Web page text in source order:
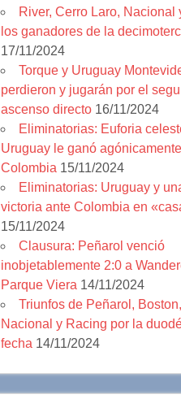
River, Cerro Laro, Nacional
los ganadores de la
17/11/2024
Torque y Uruguay
perdieron y jugarán por el
ascenso directo 16/11/2024
Eliminatorias: Euforia
Uruguay le ganó
Colombia 15/11/2024
Eliminatorias: Uruguay y
victoria ante Colombia en
15/11/2024
Clausura: Peñarol venció
inobjetablemente 2:0 a
Parque Viera 14/11/2024
Triunfos de Peñarol,
Nacional y Racing por la
fecha 14/11/2024